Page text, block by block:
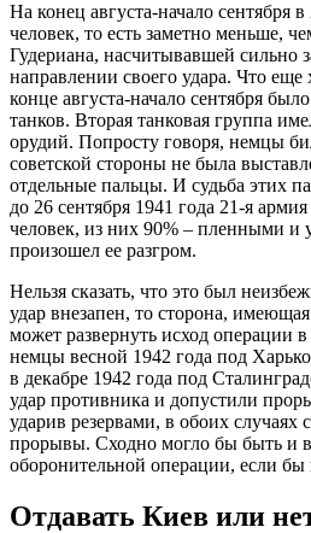
На конец августа-начало сентября
человек, то есть заметно меньше,
Гудериана, насчитывавшей сильно
направлении своего удара. Что
конце августа-начало сентября
танков. Вторая танковая группа
орудий. Попросту говоря, немцы
советской стороны не была
отдельные пальцы. И судьба этих
до 26 сентября 1941 года 21-я
человек, из них 90% – пленными и
произошел ее разгром.
Нельзя сказать, что это был
удар внезапен, то сторона,
может развернуть исход операции
немцы весной 1942 года под
в декабре 1942 года под
удар противника и допустили
ударив резервами, в обоих случаях
прорывы. Сходно могло бы быть и
оборонительной операции, если бы
Отдавать Киев или